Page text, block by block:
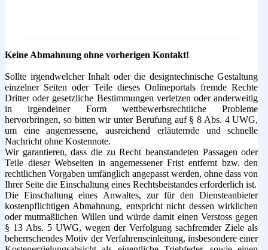
Keine Abmahnung ohne vorherigen Kontakt!
Sollte irgendwelcher Inhalt oder die designtechnische Gestaltung
einzelner Seiten oder Teile dieses Onlineportals fremde Rechte
Dritter oder gesetzliche Bestimmungen verletzen oder anderweitig
in irgendeiner Form wettbewerbsrechtliche Probleme
hervorbringen, so bitten wir unter Berufung auf § 8 Abs. 4 UWG,
um eine angemessene, ausreichend erläuternde und schnelle
Nachricht ohne Kostennote.
Wir garantieren, dass die zu Recht beanstandeten Passagen oder
Teile dieser Webseiten in angemessener Frist entfernt bzw. den
rechtlichen Vorgaben umfänglich angepasst werden, ohne dass von
Ihrer Seite die Einschaltung eines Rechtsbeistandes erforderlich ist.
Die Einschaltung eines Anwaltes, zur für den Diensteanbieter
kostenpflichtigen Abmahnung, entspricht nicht dessen wirklichen
oder mutmaßlichen Willen und würde damit einen Verstoss gegen
§ 13 Abs. 5 UWG, wegen der Verfolgung sachfremder Ziele als
beherrschendes Motiv der Verfahrenseinleitung, insbesondere einer